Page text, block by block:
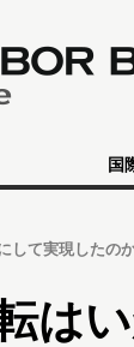
国
して実現したの
は